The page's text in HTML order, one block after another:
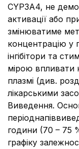
CYP3A4, не
активації або
змінюватиме
концентрацію у
інгібітори та
мірою впливати
плазмі (див.
лікарськими
Виведення.
години (70 – 75
графіку